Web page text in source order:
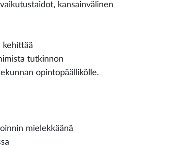
kansainvälinen
kehittää
tutkinnon
opintopäällikölle.
mielekkäänä